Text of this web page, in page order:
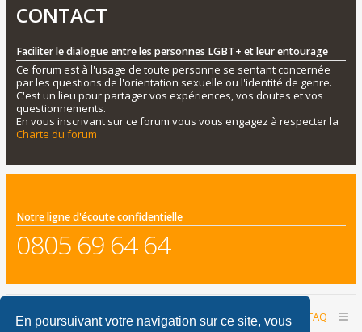
En poursuivant votre navigation sur ce site, vous
CONTACT
Faciliter le dialogue entre les personnes LGBT+ et leur entourage
Ce forum est à l'usage de toute personne se sentant concernée
par les questions de l'orientation sexuelle ou l'identité de genre.
C'est un lieu pour partager vos expériences, vos doutes et vos
questionnements.
En vous inscrivant sur ce forum vous vous engagez à respecter la
Charte du forum
Notre ligne d'écoute confidentielle
0805 69 64 64
Accueil du forum FAQ
Nous contacter